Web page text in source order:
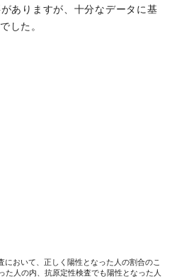
ありますが、十分なデータに基
した。
のオミクロン株流行下において、
検査の感度は63%（
の日数は、PCR検査と比べた抗原
点特任教授（常勤）の村上道夫
おいて、正しく陽性となった人の割合のこ
た人の内、抗原定性検査でも陽性となった人